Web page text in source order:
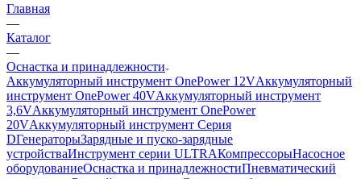
Главная
—
Каталог
—
Оснастка и принадлежности
Аккумуляторный инструмент OnePower 12VАккумуляторный
инструмент OnePower 40VАккумуляторный инструмент
3,6VАккумуляторный инструмент OnePower
20VАккумуляторный инструмент Серия
DГенераторыЗарядные и пуско-зарядные
устройстваИнструмент серии ULTRAКомпрессорыНасосное
оборудованиеОснастка и принадлежностиПневматический